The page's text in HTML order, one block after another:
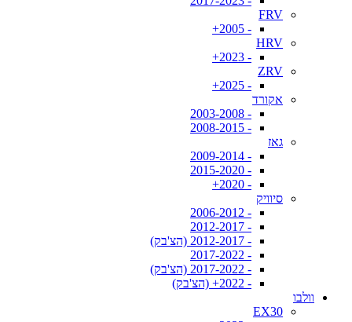
FRV
- 2005+
HRV
- 2023+
ZRV
- 2025+
אקורד
- 2003-2008
- 2008-2015
גאז
- 2009-2014
- 2015-2020
- 2020+
סיוויק
- 2006-2012
- 2012-2017
- 2012-2017 (הצ'בק)
- 2017-2022
- 2017-2022 (הצ'בק)
- 2022+ (הצ'בק)
וולבו
EX30